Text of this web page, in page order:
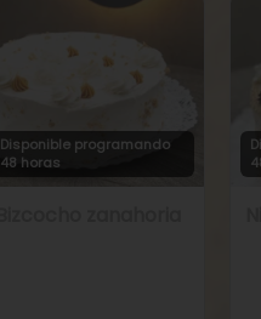
Disponible programando
48 horas